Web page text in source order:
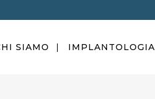
SIAMO IMPLANTOLOGIA